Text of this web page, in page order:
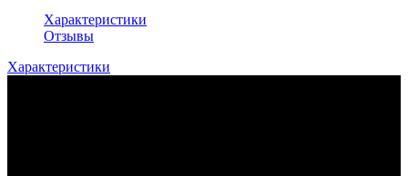
Характеристики
Отзывы
Характеристики